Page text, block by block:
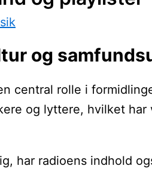
og
central rolle i
og lyttere, hvilket
har radioens indhold